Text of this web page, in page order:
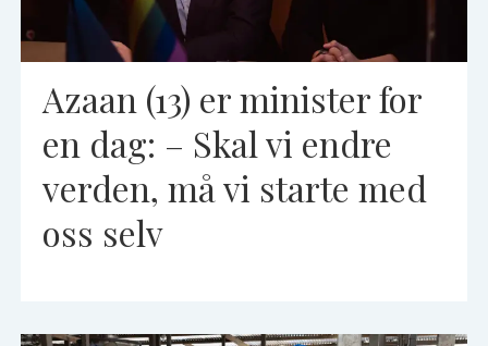
Azaan (13) er minister for
en dag: – Skal vi endre
verden, må vi starte med
oss selv